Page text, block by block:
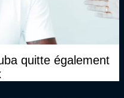
quitte également